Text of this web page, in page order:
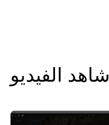
شاهد الفيديو